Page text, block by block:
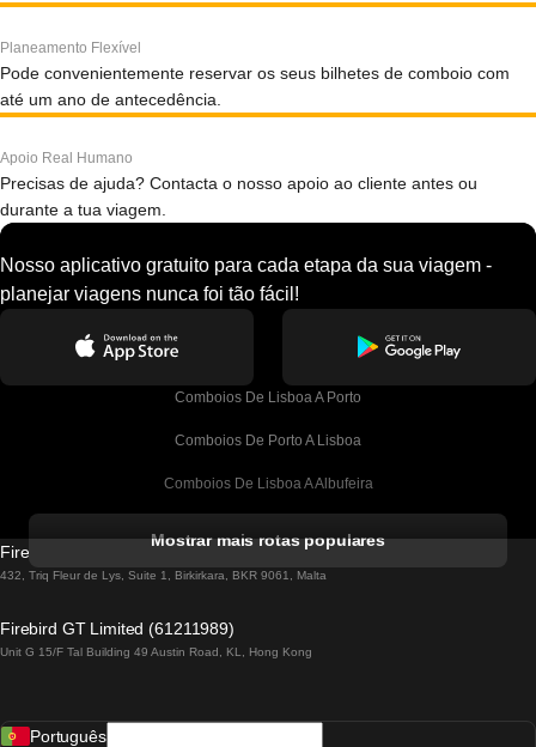
Planeamento Flexível
Pode convenientemente reservar os seus bilhetes de comboio com
até um ano de antecedência.
Apoio Real Humano
Precisas de ajuda? Contacta o nosso apoio ao cliente antes ou
durante a tua viagem.
Nosso aplicativo gratuito para cada etapa da sua viagem -
planejar viagens nunca foi tão fácil!
Comboios De Lisboa A Porto
Comboios De Porto A Lisboa
Comboios De Lisboa A Albufeira
Comboios De Lisboa A Lagos
Comboios De Lisboa A Madrid
Mostrar mais rotas populares
Firebird GT Limited (OC 1451)
432, Triq Fleur de Lys, Suite 1, Birkirkara, BKR 9061, Malta
Firebird GT Limited (61211989)
Unit G 15/F Tal Building 49 Austin Road, KL, Hong Kong
Português